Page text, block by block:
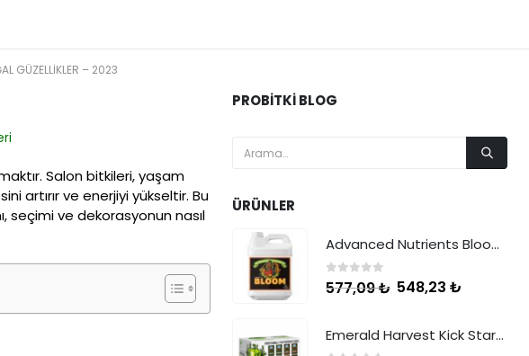
GÜZELLIKLER – 2023
Salon bitkileri, yaşam
artırır ve enerjiyi yükseltir. Bu
seçimi ve dekorasyonun nasıl
PROBITKI BLOG
ÜRÜNLER
Advanced Nutrients Bloom 500 ml
05 üzerinden
577,09₺ 548,23 ₺
Emerald Harvest Kick Starter Kit 2 Part